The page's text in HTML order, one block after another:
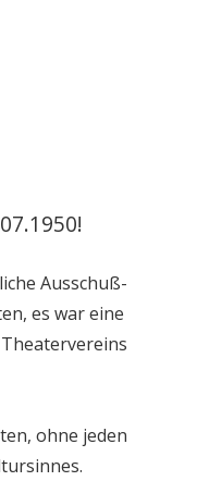
Ausschuß-
es war eine
ohne jeden